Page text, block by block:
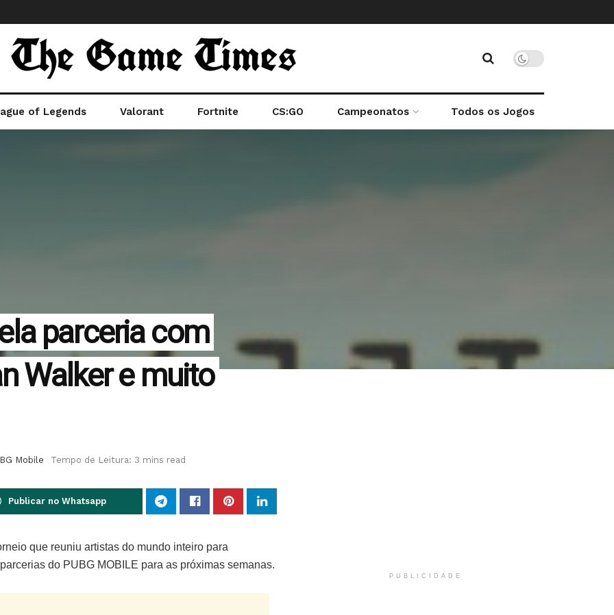
of Legends Valorant Fortnite CS:GO Campeonatos Todos os Jogos
parceria com
Walker e muito
Mobile Tempo de Leitura: 3 mins read
Publicar no Whatsapp
que reuniu artistas do mundo inteiro para
do PUBG MOBILE para as próximas semanas.
PUBLICIDADE